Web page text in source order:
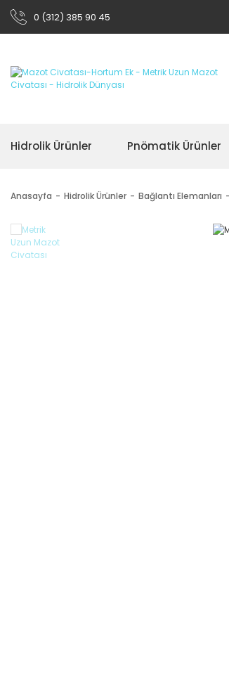
0 (312) 385 90 45
Hidrolik Ürünler Pnömatik Ürünler
Anasayfa Hidrolik Ürünler Bağlantı Elemanları